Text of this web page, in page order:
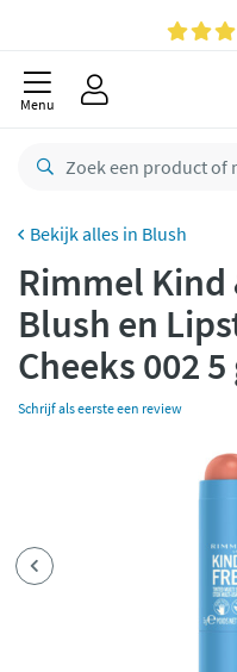
Gratis
Bestelling
Menu
Blush
Rimmel Kind
Blush en
Cheeks 002
Schrijf als eerste een review